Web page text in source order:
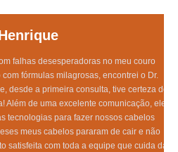
falhas desesperadoras no meu couro
fórmulas milagrosas, encontrei o Dr.
a primeira consulta, tive certeza de
de uma excelente comunicação, ele
para fazer nossos cabelos
meus cabelos pararam de cair e não
com toda a equipe que cuida da